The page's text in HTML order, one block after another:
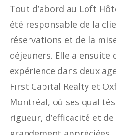
Tout d’abord au Loft
été responsable de la
réservations et de la
déjeuners. Elle a ensuite
expérience dans deux
First Capital Realty et
Montréal, où ses
rigueur, d’efficacité et